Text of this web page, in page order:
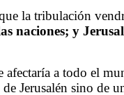
la tribulación
naciones; y
afectaría a todo el
Jerusalén sino de